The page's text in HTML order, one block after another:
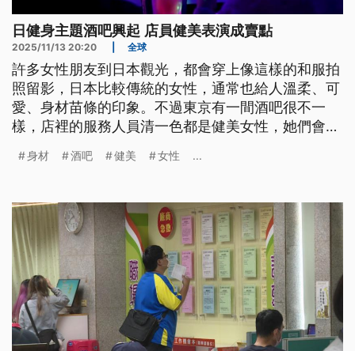
日健身主題酒吧興起 店員健美表演成賣點
2025/11/13 20:20 全球
許多女性朋友到日本觀光，都會穿上像這樣的和服拍
照留影，日本比較傳統的女性，通常也給人溫柔、可
愛、身材苗條的印象。不過東京有一間酒吧很不一
樣，店裡的服務人員清一色都是健美女性，她們會大
開幕後，這間酒吧就吸引許多外國觀光客上門，特別
現在就讓我們跟著鏡頭到這間酒吧，感受一下金剛芭
比的魅力。
身材 酒吧 健美 女性 ...